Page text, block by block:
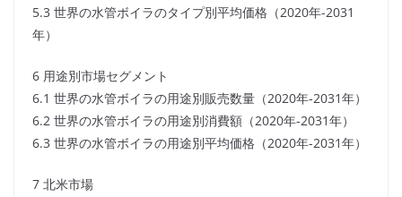
5.3 世界の水管ボイラのタイプ別平均価格（2020年-2031
年）
6 用途別市場セグメント
6.1 世界の水管ボイラの用途別販売数量（2020年-2031年）
6.2 世界の水管ボイラの用途別消費額（2020年-2031年）
6.3 世界の水管ボイラの用途別平均価格（2020年-2031年）
7 北米市場